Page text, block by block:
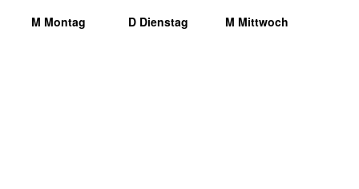
M Montag D Dienstag M Mittwoch